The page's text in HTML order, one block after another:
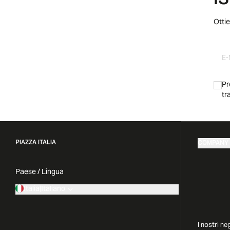
PIAZZA ITALIA
Paese / Lingua
Italia|Italiano
I nostri